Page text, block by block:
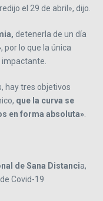
el 29 de abril», dijo.
detenerla de un día
, por lo que la única
hay tres objetivos
que la curva se
en forma absoluta»
de Sana Distancia,
Covid-19